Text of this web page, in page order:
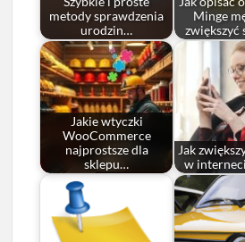
metody sprawdzenia
urodzin…
Minge
zwiększyć
Jakie wtyczki
WooCommerce
najprostsze dla
sklepu…
Jak
w